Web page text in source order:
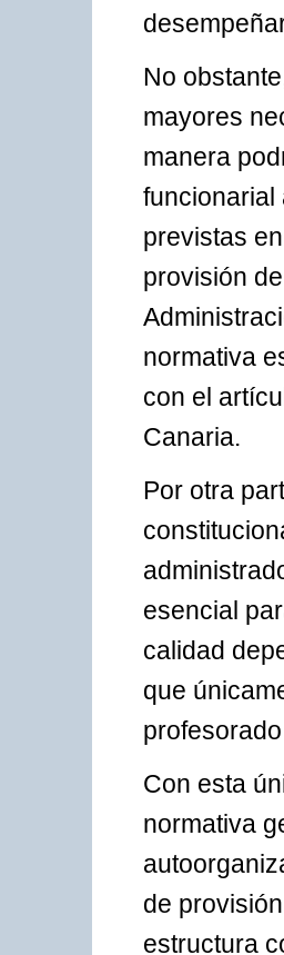
No
mayores
manera
funcionarial
previstas
provisión
normativa
con el
Canaria.
Por otra
esencial
calidad
que
Con esta
normativa
de
estructura